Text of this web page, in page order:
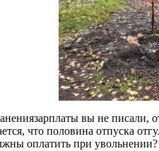
вы не писали,
что половина отпуска
оплатить при увольнении?